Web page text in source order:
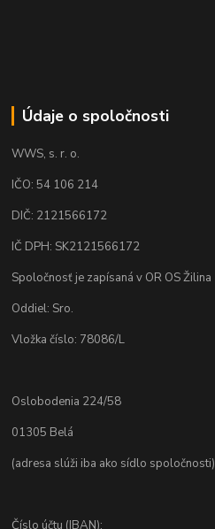
Údaje o spoločnosti
WWS, s. r. o.
IČO: 54 106 214
DIČ: 2121566172
IČ DPH: SK2121566172
Spoločnosť je zapísaná v OR OS Žilina
Oddiel: Sro.
Vložka číslo: 78086/L
Oslobodenia 224/58
01305 Belá
(adresa slúži iba ako sídlo spoločnosti)
Číslo účtu (IBAN):